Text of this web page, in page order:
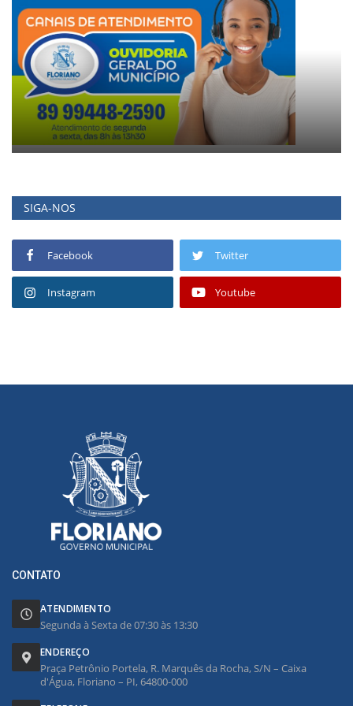
SIGA-NOS
Facebook Twitter
Instagram Youtube
CONTATO
ATENDIMENTO
Segunda à Sexta de 07:30 às 13:30
ENDEREÇO
Praça Petrônio Portela, R. Marquês da Rocha, S/N – Caixa
d'Água, Floriano – PI, 64800-000